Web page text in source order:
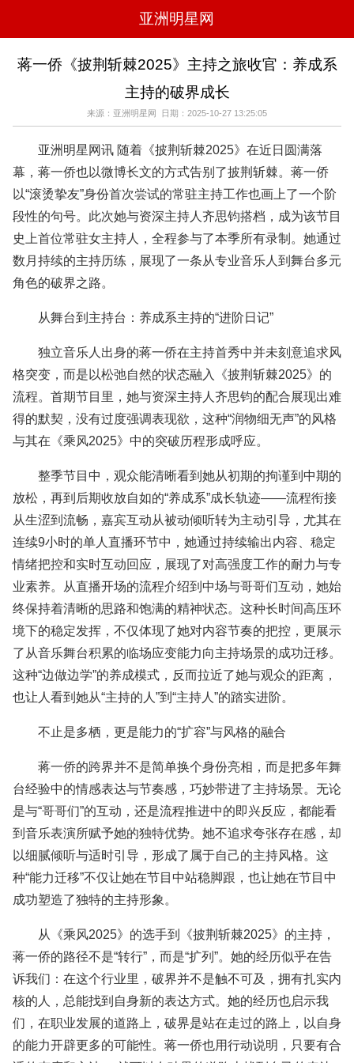
亚洲明星网
电视 综艺
音乐
时尚
八卦 华人男明星
华人女明星
韩国男明星 日本男明星
欧美男明星 泰国女明星
蒋一侨《披荆斩棘2025》主持之旅收官：养成系
主持的破界成长
来源：亚洲明星网 日期：2025-10-27 13:25:05
亚洲明星网讯 随着《披荆斩棘2025》在近日圆满落
幕，蒋一侨也以微博长文的方式告别了披荆斩棘。蒋一侨
以“滚烫挚友”身份首次尝试的常驻主持工作也画上了一个阶
段性的句号。此次她与资深主持人齐思钧搭档，成为该节目
史上首位常驻女主持人，全程参与了本季所有录制。她通过
数月持续的主持历练，展现了一条从专业音乐人到舞台多元
角色的破界之路。
从舞台到主持台：养成系主持的“进阶日记”
独立音乐人出身的蒋一侨在主持首秀中并未刻意追求风
格突变，而是以松弛自然的状态融入《披荆斩棘2025》的
流程。首期节目里，她与资深主持人齐思钧的配合展现出难
得的默契，没有过度强调表现欲，这种“润物细无声”的风格
与其在《乘风2025》中的突破历程形成呼应。
整季节目中，观众能清晰看到她从初期的拘谨到中期的
放松，再到后期收放自如的“养成系”成长轨迹——流程衔接
从生涩到流畅，嘉宾互动从被动倾听转为主动引导，尤其在
连续9小时的单人直播环节中，她通过持续输出内容、稳定
情绪把控和实时互动回应，展现了对高强度工作的耐力与专
业素养。从直播开场的流程介绍到中场与哥哥们互动，她始
终保持着清晰的思路和饱满的精神状态。这种长时间高压环
境下的稳定发挥，不仅体现了她对内容节奏的把控，更展示
了从音乐舞台积累的临场应变能力向主持场景的成功迁移。
这种“边做边学”的养成模式，反而拉近了她与观众的距离，
也让人看到她从“主持的人”到“主持人”的踏实进阶。
不止是多栖，更是能力的“扩容”与风格的融合
蒋一侨的跨界并不是简单换个身份亮相，而是把多年舞
台经验中的情感表达与节奏感，巧妙带进了主持场景。无论
是与“哥哥们”的互动，还是流程推进中的即兴反应，都能看
到音乐表演所赋予她的独特优势。她不追求夸张存在感，却
以细腻倾听与适时引导，形成了属于自己的主持风格。这
种“能力迁移”不仅让她在节目中站稳脚跟，也让她在节目中
成功塑造了独特的主持形象。
从《乘风2025》的选手到《披荆斩棘2025》的主持，
蒋一侨的路径不是“转行”，而是“扩列”。她的经历似乎在告
诉我们：在这个行业里，破界并不是触不可及，拥有扎实内
核的人，总能找到自身新的表达方式。她的经历也启示我
们，在职业发展的道路上，破界是站在走过的路上，以自身
的能力开辟更多的可能性。蒋一侨也用行动说明，只要有合